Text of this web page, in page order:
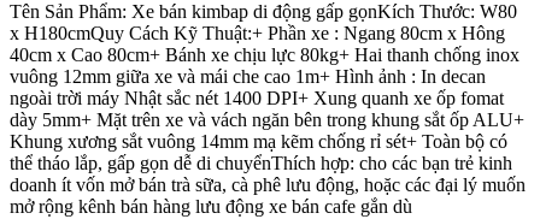
Tên Sản Phẩm: Xe bán kimbap di động gấp gọnKích Thước: W80
x H180cmQuy Cách Kỹ Thuật:+ Phần xe : Ngang 80cm x Hông
40cm x Cao 80cm+ Bánh xe chịu lực 80kg+ Hai thanh chống inox
vuông 12mm giữa xe và mái che cao 1m+ Hình ảnh : In decan
ngoài trời máy Nhật sắc nét 1400 DPI+ Xung quanh xe ốp fomat
dày 5mm+ Mặt trên xe và vách ngăn bên trong khung sắt ốp ALU+
Khung xương sắt vuông 14mm mạ kẽm chống rỉ sét+ Toàn bộ có
thể tháo lắp, gấp gọn dễ di chuyểnThích hợp: cho các bạn trẻ kinh
doanh ít vốn mở bán trà sữa, cà phê lưu động, hoặc các đại lý muốn
mở rộng kênh bán hàng lưu động xe bán cafe gắn dù